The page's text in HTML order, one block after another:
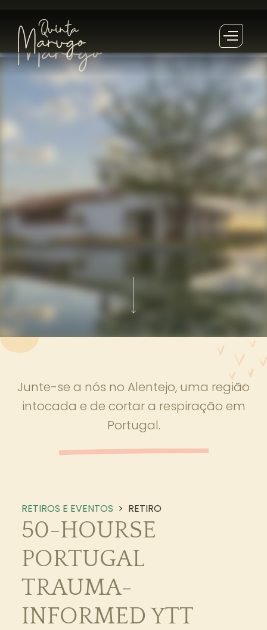
Este
Inscrever-se na lista de espera
Retiro
qua.6agosto2025 agosto2025
Junte-se a nós no Alentejo, uma região
intocada e de cortar a respiração em
Portugal.
RETIROS E EVENTOS > RETIRO
50-HOURSE
PORTUGAL
TRAUMA-
INFORMED YTT